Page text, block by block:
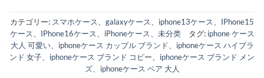
カテゴリー: スマホケース galaxyケース iphone13ケース
IPhone15
ケース
IPhone16ケース iPhoneケース 未分类タグ: iphone ケース
大人 可愛い、 iphoneケース カップル ブランド
iphoneケース ハイブラ
ンド 女子
iphoneケース ブランド コピー
iphoneケース ブランド メン
ズ、 iphoneケース ペア 大人